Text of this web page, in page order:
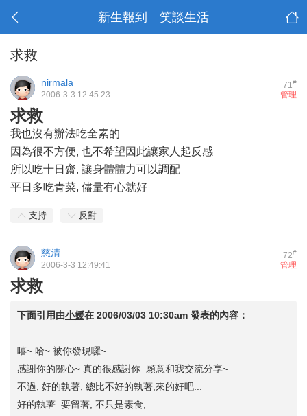
新生報到 笑談生活
求救
71#
nirmala
管理
2006-3-3 12:45:23
求救
我也沒有辦法吃全素的
因為很不方便, 也不希望因此讓家人起反感
所以吃十日齋, 讓身體體力可以調配
平日多吃青菜, 儘量有心就好
支持 反對
72#
慈清
管理
2006-3-3 12:49:41
求救
下面引用由小媛在 2006/03/03 10:30am 發表的內容：
嘻~ 哈~ 被你發現囉~
感謝你的關心~ 真的很感謝你 願意和我交流分享~
不過, 好的執著, 總比不好的執著,來的好吧...
好的執著 要留著, 不只是素食,